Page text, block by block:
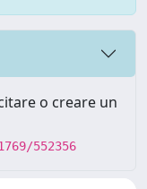
o creare un
552356